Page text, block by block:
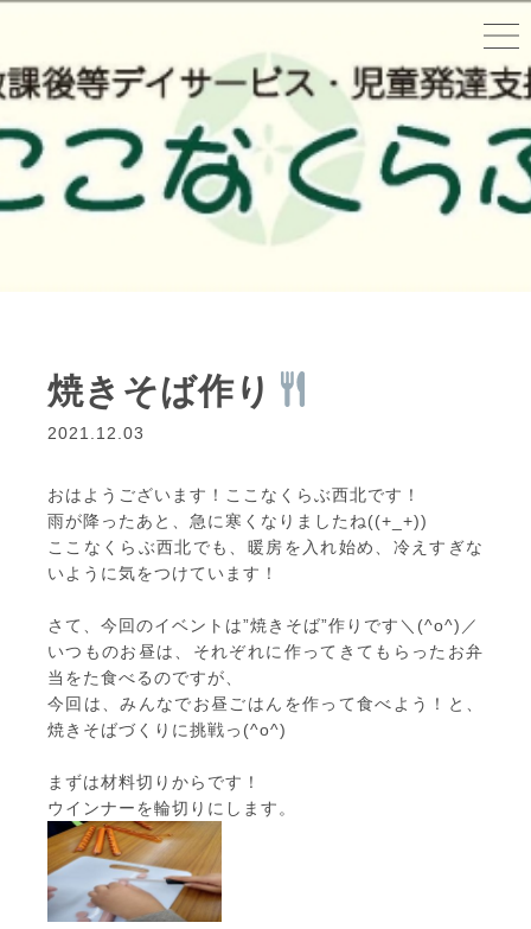
焼きそば作り
2021.12.03
おはようございます！ここなくらぶ西北です！
雨が降ったあと、急に寒くなりましたね((+_+))
ここなくらぶ西北でも、暖房を入れ始め、冷えすぎな
いように気をつけています！
さて、今回のイベントは”焼きそば”作りです＼(^o^)／
いつものお昼は、それぞれに作ってきてもらったお弁
当をた食べるのですが、
今回は、みんなでお昼ごはんを作って食べよう！と、
焼きそばづくりに挑戦っ(^o^)
まずは材料切りからです！
ウインナーを輪切りにします。